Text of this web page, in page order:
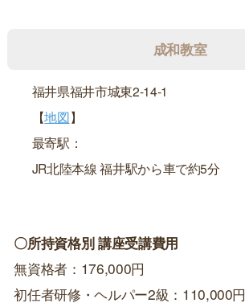
成和教室
福井県福井市城東2-14-1
【地図】
最寄駅：
JR北陸本線 福井駅から車で約5分
〇所持資格別 講座受講費用
無資格者：176,000円
初任者研修・ヘルパー2級：110,000円